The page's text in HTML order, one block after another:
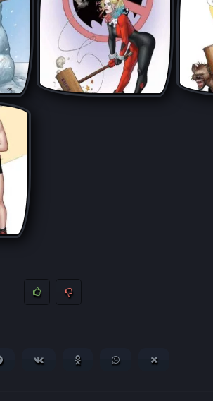
ссылку
Поделиться в Telegram
Поделиться ВКонтакте
Поделиться вПоделиться в